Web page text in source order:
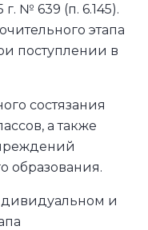
№ 639 (п. 6.145).
этапа
поступлении в
состязания
а также
образования.
и